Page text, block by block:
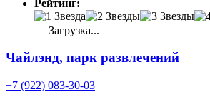
Рейтинг:
Загрузка...
Чайлэнд, парк развлечений
+7 (922) 083-30-03